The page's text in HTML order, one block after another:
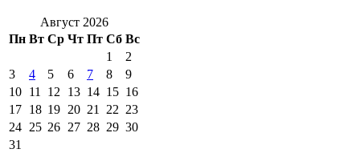
Август 2026
Пн Вт Ср Чт Пт Сб Вс
1
2
3
4 5 6 7 8
9
10 11 12 13 14 15 16
17 18 19 20 21 22 23
24 25 26 27 28 29 30
31